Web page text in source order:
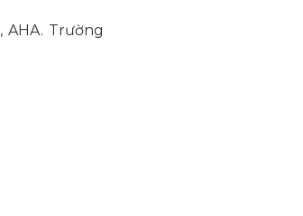
AHA. Trường